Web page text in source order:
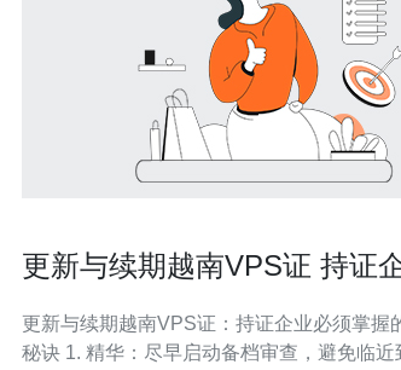
更新与续期越南VPS证 持证
更新与续期越南VPS证：持证企业必须掌握
秘诀 1. 精华：尽早启动备档审查，避免临近到期才匆忙补